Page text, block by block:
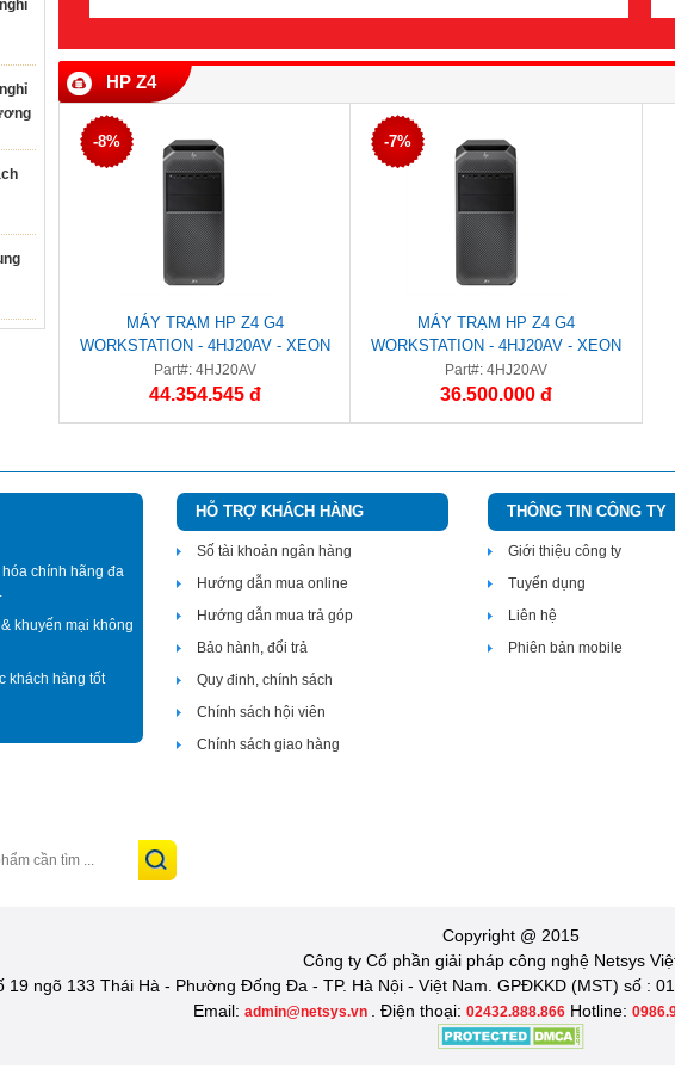
HP Z4
-8%
MÁY TRẠM HP Z4 G4
WORKSTATION - 4HJ20AV - XEON
W2123/8G/1T/P620-2G/W10P
Part#: 4HJ20AV
44.354.545 đ
-7%
MÁY TRẠM HP Z4 G4
WORKSTATION - 4HJ20AV - XEON
W2123/8G/1T/P620-2G
Part#: 4HJ20AV
36.500.000 đ
chính hãng đa
khuyến mại không
khách hàng tốt
HỖ TRỢ KHÁCH HÀNG
Số tài khoản ngân hàng
Hướng dẫn mua online
Hướng dẫn mua trả góp
Bảo hành, đổi trả
Quy đinh, chính sách
Chính sách hội viên
Chính sách giao hàng
THÔNG TIN CÔNG TY
Giới thiệu công ty
Tuyển dụng
Liên hệ
Phiên bản mobile
Copyright @ 2015
Công ty Cổ phần giải pháp công nghệ Netsys
19 ngõ 133 Thái Hà - Phường Đống Đa - TP. Hà Nội - Việt Nam. GPĐKKD (MST) số :
Email: admin@netsys.vn . Điện thoại: 02432.888.866Hotline: